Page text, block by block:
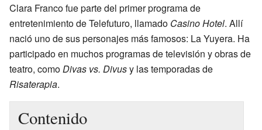
Clara Franco fue parte del primer programa de
entretenimiento de Telefuturo, llamado Casino Hotel. Allí
nació uno de sus personajes más famosos: La Yuyera. Ha
participado en muchos programas de televisión y obras de
teatro, comoDivas vs. Divusy las temporadas de
Risaterapia.
Contenido